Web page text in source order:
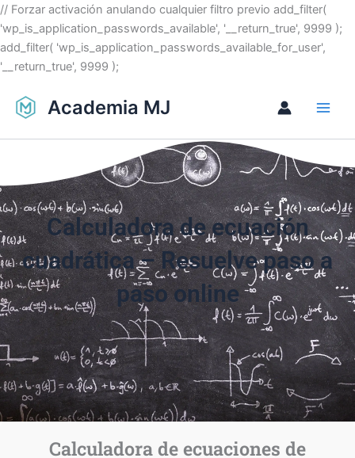
// Forzar activación anulando cualquier filtro previo add_filter(
'wp_is_application_passwords_available', '__return_true', 9999 );
add_filter( 'wp_is_application_passwords_available_for_user',
'__return_true', 9999 );
Ir
al
contenido
Academia MJ
Calculadora de ecuación
cuadrática – Resuelve paso a
paso online
Calculadora de ecuaciones de